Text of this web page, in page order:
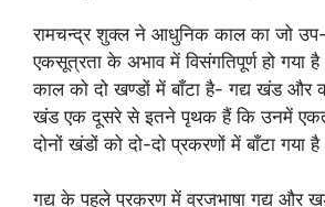
रामचन्द्र शुक्ल ने आधुनिक काल का जो उप-
एकसूत्रता के अभाव में विसंगतिपूर्ण हो गया
काल को दो खण्डों में बाँटा है- गद्य खंड और
खंड एक दूसरे से इतने पृथक हैं कि उनमें
दोनों खंडों को दो-दो प्रकरणों में बाँटा गया
गद्य के पहले प्रकरण में व्रजभाषा गद्य और